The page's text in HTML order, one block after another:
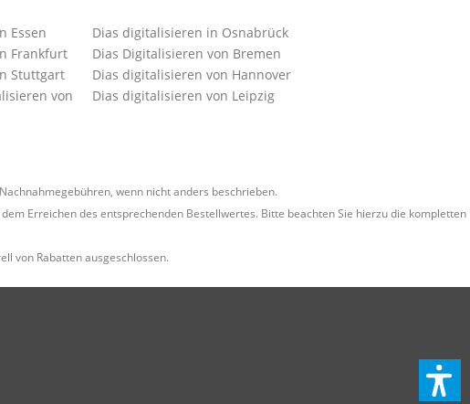
Essen
Frankfurt
Stuttgart
von
Dias digitalisieren in Osnabrück
Dias Digitalisieren von Bremen
Dias digitalisieren von Hannover
Dias digitalisieren von Leipzig
wenn nicht anders beschrieben.
Erreichen des entsprechenden Bestellwertes. Bitte beachten Sie hierzu die kompletten
von Rabatten ausgeschlossen.